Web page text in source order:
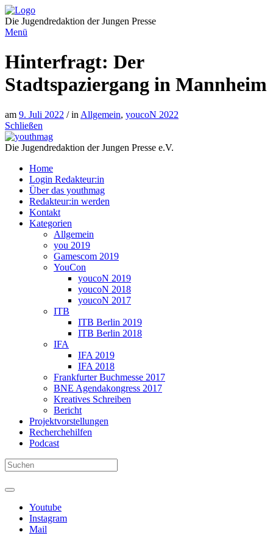
Direkt
zum
Inhalt
Die Jugendredaktion der Jungen Presse
Menü
Hinterfragt: Der
Stadtspaziergang in Mannheim
am 9. Juli 2022 / in Allgemein, youcoN 2022
Schließen
Die Jugendredaktion der Jungen Presse e.V.
Home
Login Redakteur:in
Über das youthmag
Redakteur:in werden
Kontakt
Kategorien
Allgemein
you 2019
Gamescom 2019
YouCon
youcoN 2019
youcoN 2018
youcoN 2017
ITB
ITB Berlin 2019
ITB Berlin 2018
IFA
IFA 2019
IFA 2018
Frankfurter Buchmesse 2017
BNE Agendakongress 2017
Kreatives Schreiben
Bericht
Projektvorstellungen
Recherchehilfen
Podcast
Youtube
Instagram
Mail